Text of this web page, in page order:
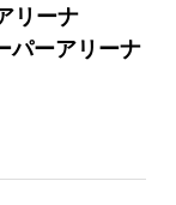
リーナ
パーアリーナ